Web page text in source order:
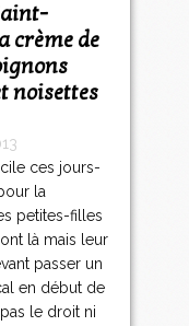
crème de
noisettes
ces jours-
la
petites-filles
là mais leur
passer un
en début de
le droit ni